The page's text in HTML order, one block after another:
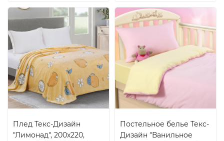
Плед Текс-Дизайн
"Лимонад", 200x220,
Постельное белье Текс-
Дизайн "Ванильное